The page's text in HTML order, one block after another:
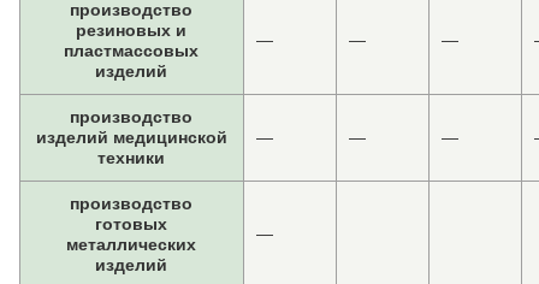
производство
резиновых и
пластмассовых
изделий
— — —
производство
изделий медицинской
техники
— — —
производство
готовых
металлических
изделий
—